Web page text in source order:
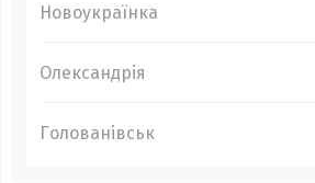
Новоукраїнка
Олександрія
Голованівськ